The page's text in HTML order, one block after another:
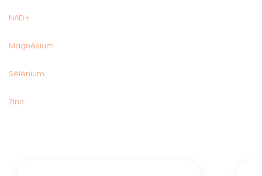
NAD+
Magnésium
Sélénium
Zinc